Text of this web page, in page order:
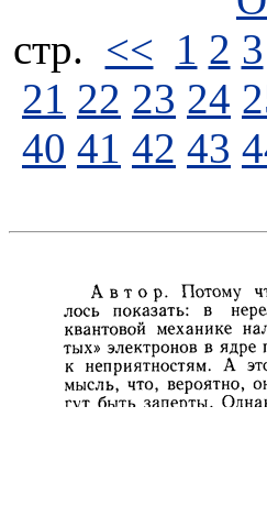
стp. << 1 2 3
21 22 23 24
40 41 42 43